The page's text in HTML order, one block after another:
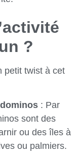
?
petit twist à cet
: Par
sont des
ou des îles à
ou palmiers.